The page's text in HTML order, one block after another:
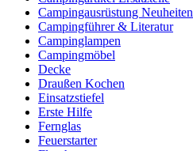
Campingausrüstung Neuheiten
Campingführer & Literatur
Campinglampen
Campingmöbel
Decke
Draußen Kochen
Einsatzstiefel
Erste Hilfe
Fernglas
Feuerstarter